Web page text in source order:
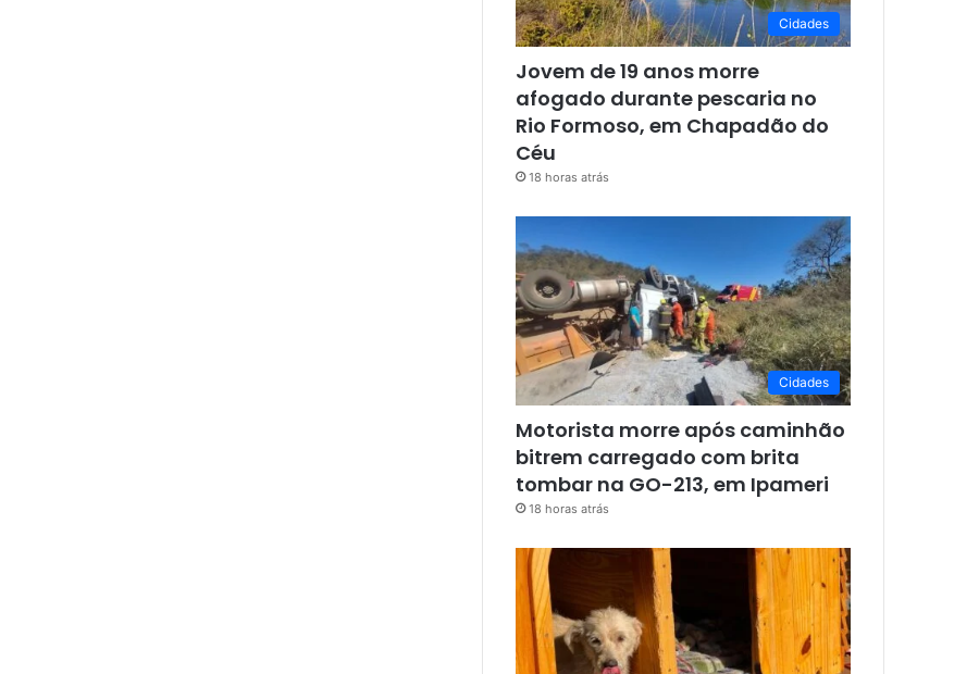
Cidades
Jovem de 19 anos morre
afogado durante pescaria no
Rio Formoso, em Chapadão do
Céu
18 horas atrás
Cidades
Motorista morre após caminhão
bitrem carregado com brita
tombar na GO-213, em Ipameri
18 horas atrás